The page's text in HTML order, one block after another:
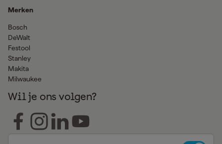
Merken
Bosch
DeWalt
Festool
Stanley
Makita
Milwaukee
Wil je ons volgen?